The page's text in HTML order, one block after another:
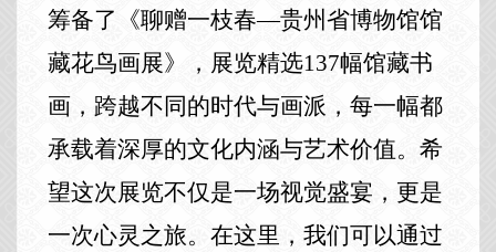
筹备了《聊赠一枝春—贵州省博物馆馆
藏花鸟画展》，展览精选137幅馆藏书
画，跨越不同的时代与画派，每一幅都
承载着深厚的文化内涵与艺术价值。希
望这次展览不仅是一场视觉盛宴，更是
一次心灵之旅。在这里，我们可以通过